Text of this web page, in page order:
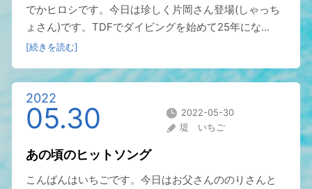
でかヒロシです。今日は珍しく片岡さん登場(しゃっち
ょさん)です。TDFでダイビングを始めて25年にな...
[続きを読む]
2022
05.30
2022-05-30
堤 いちご
あの頃のヒットソング
こんばんはいちごです。今日はお父さんののりさんと